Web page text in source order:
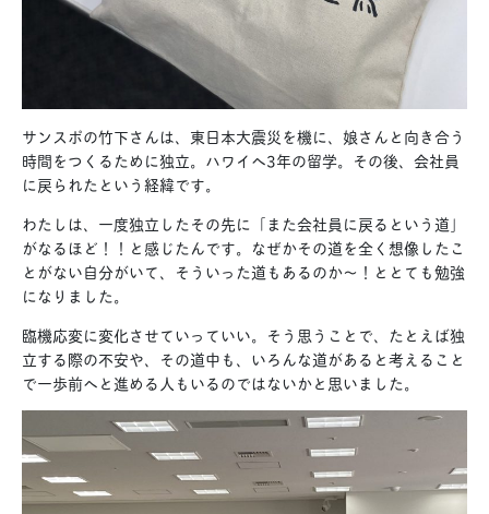
サンスポの竹下さんは、東日本大震災を機に、娘さんと向き合う
時間をつくるために独立。ハワイへ3年の留学。その後、会社員
に戻られたという経緯です。
わたしは、一度独立したその先に「また会社員に戻るという道」
がなるほど！！と感じたんです。なぜかその道を全く想像したこ
とがない自分がいて、そういった道もあるのか〜！ととても勉強
になりました。
臨機応変に変化させていっていい。そう思うことで、たとえば独
立する際の不安や、その道中も、いろんな道があると考えること
で一歩前へと進める人もいるのではないかと思いました。